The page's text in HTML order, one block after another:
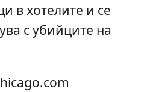
в хотелите и се
с убийците на